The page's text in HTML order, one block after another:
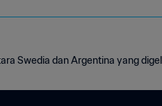
Swedia dan Argentina yang